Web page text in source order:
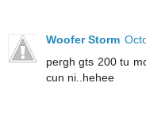
Woofer Storm
pergh gts 200 tu
cun ni..hehee